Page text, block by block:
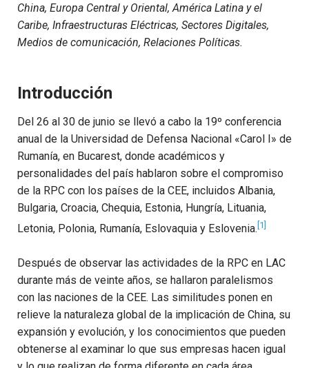
China, Europa Central y Oriental, América Latina y el
Caribe, Infraestructuras Eléctricas, Sectores Digitales,
Medios de comunicación, Relaciones Políticas.
Introducción
Del 26 al 30 de junio se llevó a cabo la 19º conferencia
anual de la Universidad de Defensa Nacional «Carol I» de
Rumanía, en Bucarest, donde académicos y
personalidades del país hablaron sobre el compromiso
de la RPC con los países de la CEE, incluidos Albania,
Bulgaria, Croacia, Chequia, Estonia, Hungría, Lituania,
Letonia, Polonia, Rumanía, Eslovaquia y Eslovenia. [1]
Después de observar las actividades de la RPC en LAC
durante más de veinte años, se hallaron paralelismos
con las naciones de la CEE. Las similitudes ponen en
relieve la naturaleza global de la implicación de China, su
expansión y evolución, y los conocimientos que pueden
obtenerse al examinar lo que sus empresas hacen igual